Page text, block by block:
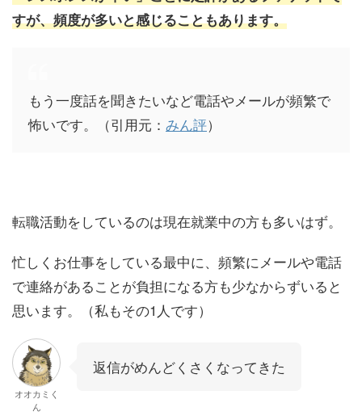
すが、頻度が多いと感じることもあります。
もう一度話を聞きたいなど電話やメールが頻繁で
怖いです。（引用元： みん評）
転職活動をしているのは現在就業中の方も多いはず。
忙しくお仕事をしている最中に、頻繁にメールや電話
で連絡があることが負担になる方も少なからずいると
思います。（私もその1 人です）
オオカミく
ん
返信がめんどくさくなってきた